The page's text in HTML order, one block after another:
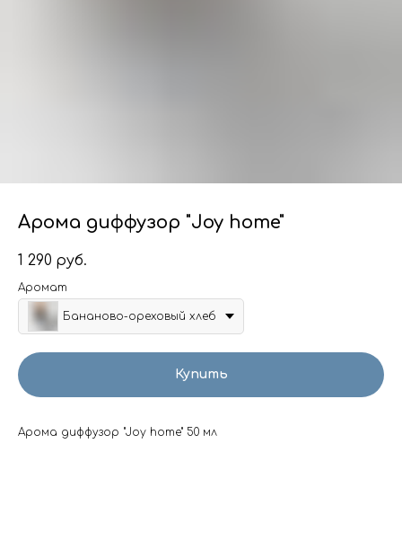
Арома диффузор "Joy home"
1 290 руб.
Аромат
Бананово-ореховый хлеб
Купить
Арома диффузор "Joy home" 50 мл